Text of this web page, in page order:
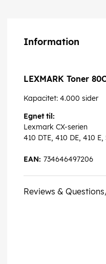
Information
LEXMARK Toner
Kapacitet: 4.000 sider
Egnet til:
Lexmark CX-serien
410 DTE, 410 DE, 410
734646497206
EAN:
Reviews &